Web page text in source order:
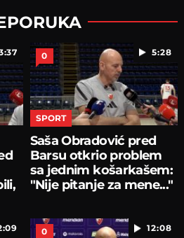
5:28
0
SPORT
Saša Obradović pred
Barsu otkrio problem
sa jednim košarkašem:
"Nije pitanje za mene..."
12:08
0